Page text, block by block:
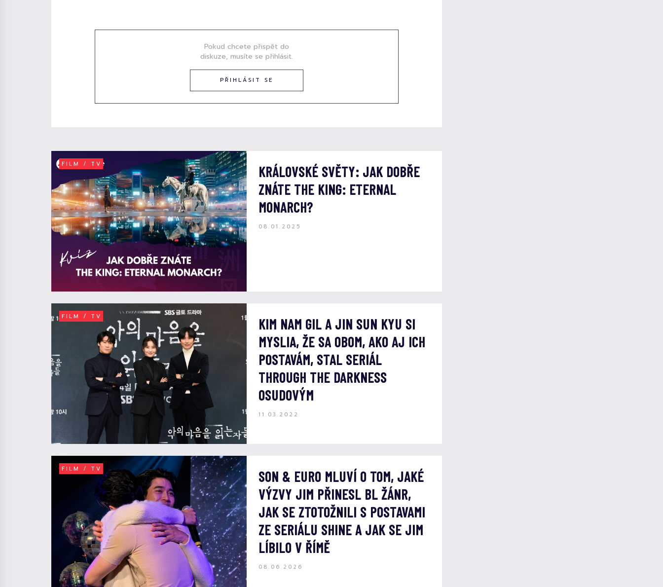
Pokud chcete přispět do
diskuze, musíte se přihlásit.
PŘIHLÁSIT SE
FILM / TV
KRÁLOVSKÉ SVĚTY: JAK DOBŘE
ZNÁTE THE KING: ETERNAL
MONARCH?
08.01.2025
FILM / TV
KIM NAM GIL A JIN SUN KYU SI
MYSLIA, ŽE SA OBOM, AKO AJ ICH
POSTAVÁM, STAL SERIÁL
THROUGH THE DARKNESS
OSUDOVÝM
11.03.2022
FILM / TV
SON & EURO MLUVÍ O TOM, JAKÉ
VÝZVY JIM PŘINESL BL ŽÁNR,
JAK SE ZTOTOŽNILI S POSTAVAMI
ZE SERIÁLU SHINE A JAK SE JIM
LÍBILO V ŘÍMĚ
08.06.2026